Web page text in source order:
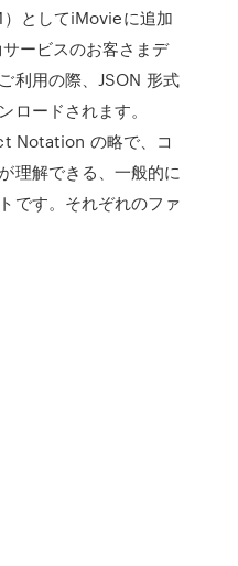
としてiMovieに追加
ービスのお客さまデ
利用の際、JSON 形式
ロードされます。
Notation の略で、コ
理解できる、一般的に
です。それぞれのファ